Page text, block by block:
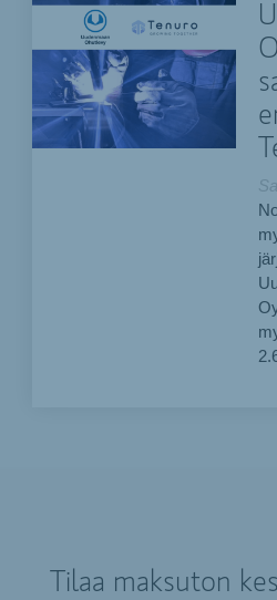
Tilaa maksuton